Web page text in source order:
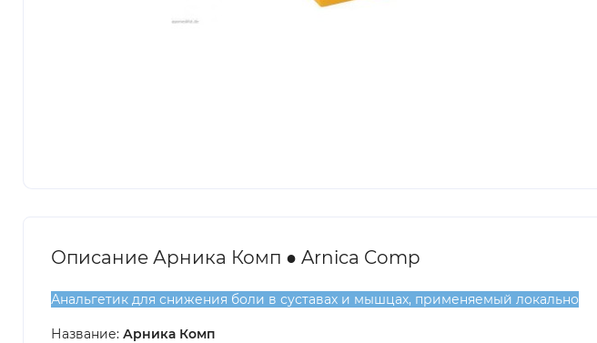
Описание Арника Комп ● Arnica Comp
Анальгетик для снижения боли в суставах и мышцах, применяемый локально
Название: Арника Комп